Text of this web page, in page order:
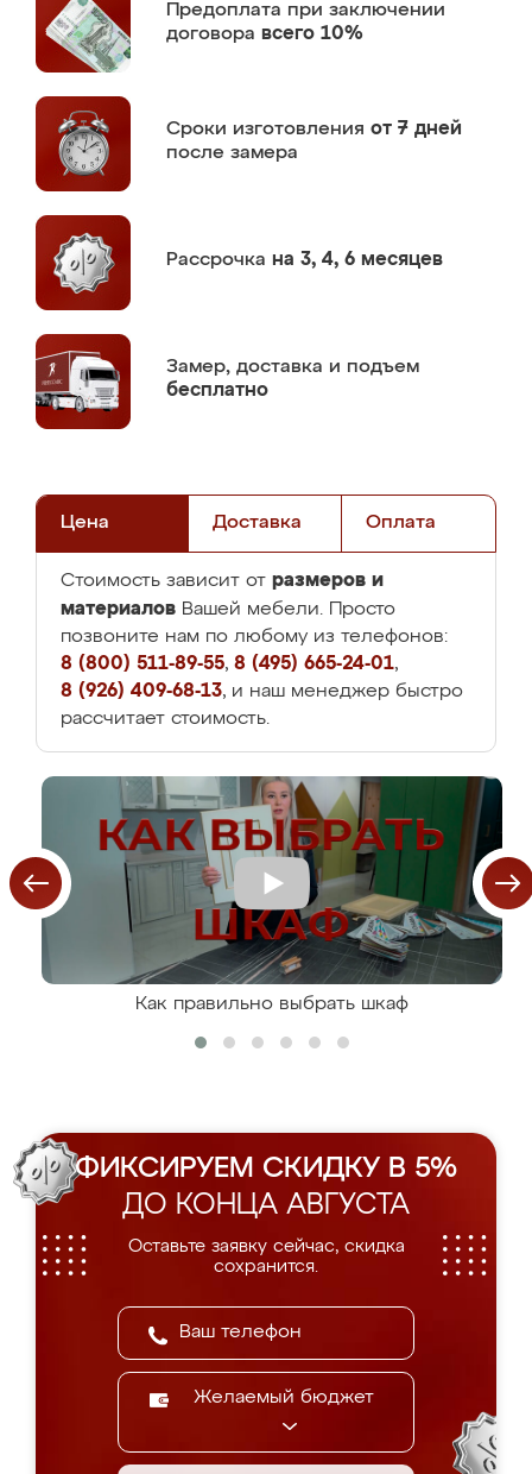
Предоплата при заключении
договора всего 10%
Сроки изготовления от 7 дней
после замера
Рассрочка на 3, 4, 6 месяцев
Замер, доставка и подъем
бесплатно
Цена Доставка Оплата
Стоимость зависит от размеров и
материалов Вашей мебели. Просто
позвоните нам по любому из телефонов:
8 (800) 511-89-55, 8 (495) 665-24-01,
8 (926) 409-68-13, и наш менеджер быстро
рассчитает стоимость.
Как правильно выбрать шкаф
ФИКСИРУЕМ СКИДКУ В 5%
ДО КОНЦА АВГУСТА
Оставьте заявку сейчас, скидка
сохранится.
Желаемый бюджет